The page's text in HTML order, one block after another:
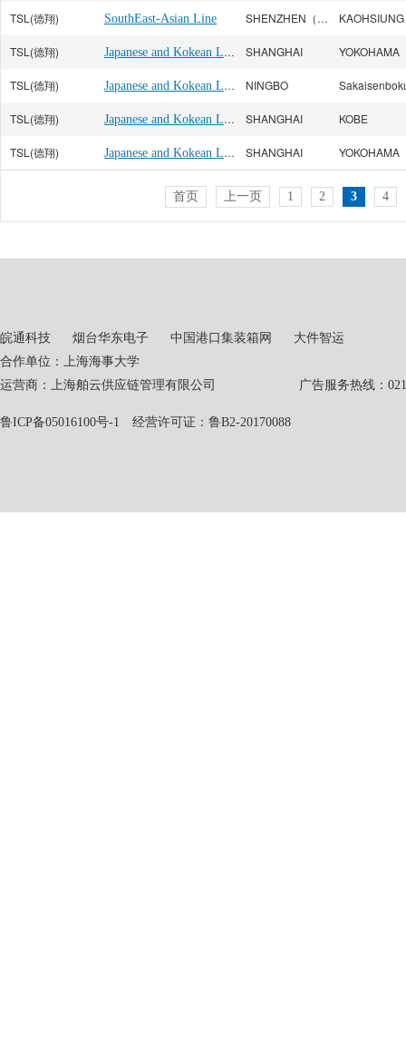
TSL(德翔) SouthEast-Asian Line SHENZHEN（YANTIAN） KAOHSIUNG
TSL(德翔) Japanese and Kokean Line SHANGHAI YOKOHAMA
TSL(德翔) Japanese and Kokean Line NINGBO
TSL(德翔) Japanese and Kokean Line SHANGHAI KOBE
TSL(德翔) Japanese and Kokean Line SHANGHAI YOKOHAMA
首页 上一页 1 2 3 4
皖通科技 烟台华东电子 中国港口集装箱网
大件智运
合作单位：上海海事大学
运营商：上海舶云供应链管理有限公司 广告服务热线：021-
鲁ICP备05016100号-1 经营许可证：鲁B2-20170088